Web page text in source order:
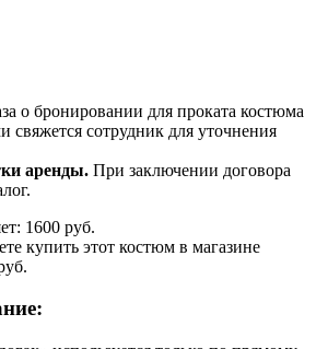
о бронировании для проката костюма
свяжется сотрудник для уточнения
аренды. При заключении договора
1600 руб.
купить этот костюм в магазине